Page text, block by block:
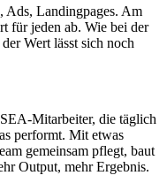
Landingpages. Am
für jeden ab. Wie bei der
Wert lässt sich noch
Mitarbeiter, die täglich
performt. Mit etwas
gemeinsam pflegt, baut
Output, mehr Ergebnis.